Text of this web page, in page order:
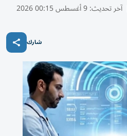
آخر تحديث:9 أغسطس 00:15 2026
شارك